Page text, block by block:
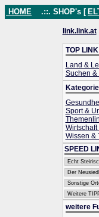
HOME .::. SHOP's [
link.link.at
TOP LINK
Land &
Suchen &
Sport &
Wissen &
SPEED
weitere